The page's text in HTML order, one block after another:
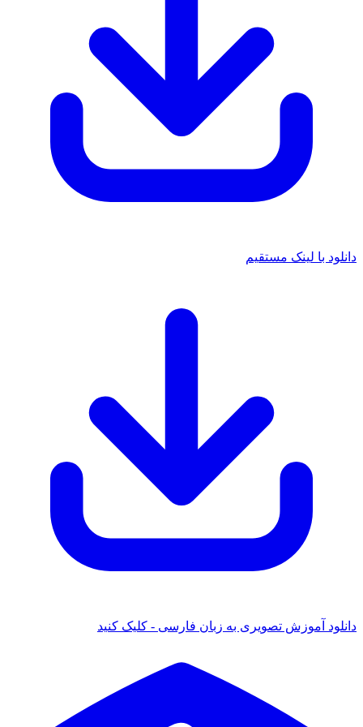
با لینک مستقیم
آموزش تصویری به زبان فارسی - کلیک کنید